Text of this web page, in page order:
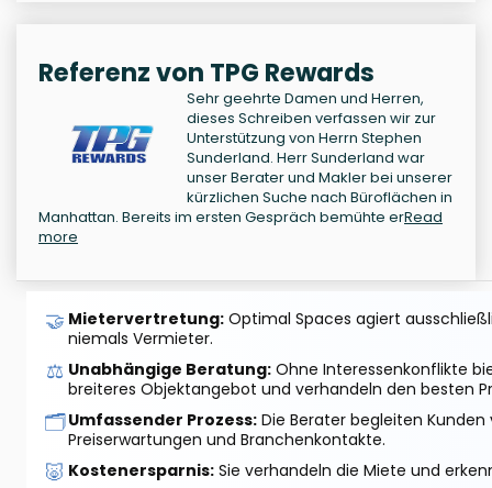
Referenz von TPG Rewards
Sehr geehrte Damen und Herren,
dieses Schreiben verfassen wir zur
Unterstützung von Herrn Stephen
Sunderland. Herr Sunderland war
unser Berater und Makler bei unserer
kürzlichen Suche nach Büroflächen in
Manhattan. Bereits im ersten Gespräch bemühte erRead
more
🤝 Mietervertretung: Optimal Spaces agiert
niemals Vermieter.
⚖️ Unabhängige Beratung: Ohne Interessenkonflikte
breiteres Objektangebot und verhandeln den besten
🗂️Umfassender Prozess: Die Berater begleiten Kunden
Preiserwartungen und Branchenkontakte.
🐷 Kostenersparnis: Sie verhandeln die Miete und